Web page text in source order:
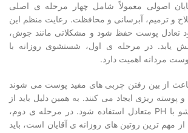
اصولی معمولاً شامل چهار مرحله ی اصلی
و ترمیم، آبرسانی و محافظت. رعایت منظم این
تعادل پوست حفظ شود و مشکلاتی مانند جوش،
یابد. در مرحله ی اول، شستشوی روزانه با
مردانه اهمیت دارد.
از بین رفتن چربی های مفید پوست می شوند
ریزی ایجاد می کنند. به همین دلیل باید از
ژل یا فوم های شستشو با PH متعادل استفاده شود. در مرحله ی دوم،
مهم ترین روتین های روزانه ی آقایان است، باید